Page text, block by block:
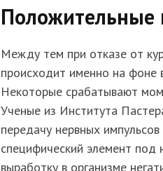
Положительные
Между тем при отказе от
происходит именно на фоне
Некоторые срабатывают
Ученые из Института
передачу нервных
специфический элемент под
выработку в организме